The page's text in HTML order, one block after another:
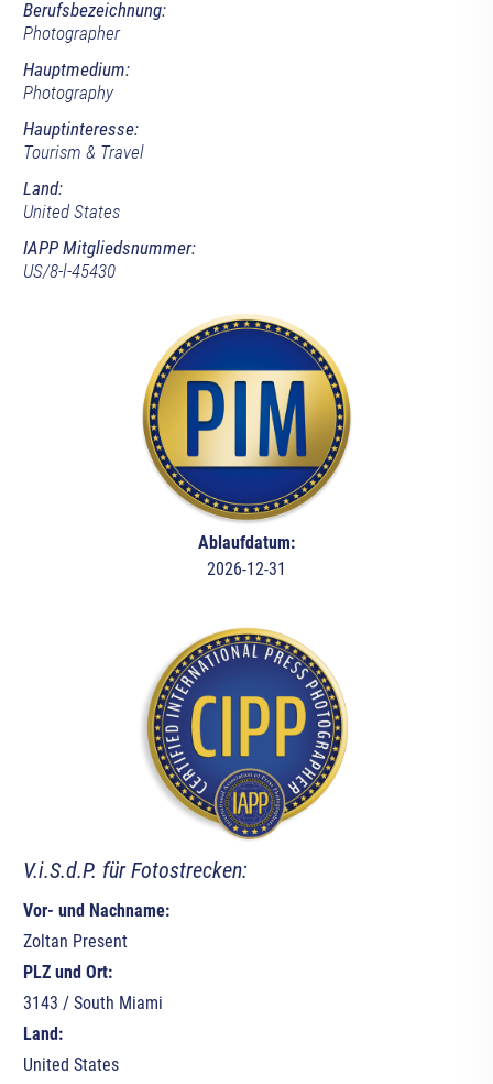
Berufsbezeichnung:
Photographer
Hauptmedium:
Photography
Hauptinteresse:
Tourism & Travel
Land:
United States
IAPP Mitgliedsnummer:
US/8-l-45430
Ablaufdatum:
2026-12-31
V.i.S.d.P. für Fotostrecken:
Vor- und Nachname:
Zoltan Present
PLZ und Ort:
3143 / South Miami
Land:
United States